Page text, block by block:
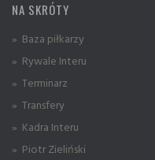
NA SKRÓTY
» Baza piłkarzy
» Rywale Interu
» Terminarz
» Transfery
» Kadra Interu
» Piotr Zieliński